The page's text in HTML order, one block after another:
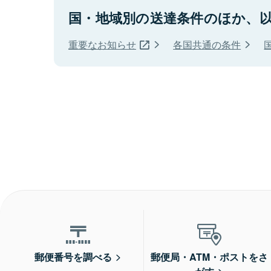
国・地域別の送達条件のほか、
重要なお知らせ 各国共通の条件
郵便番号を調べる
郵便局・ATM・ポストをさ